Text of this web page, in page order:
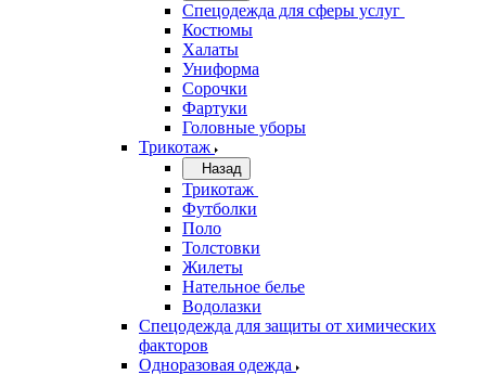
Спецодежда для сферы услуг
Костюмы
Халаты
Униформа
Сорочки
Фартуки
Головные уборы
Трикотаж
Назад
Трикотаж
Футболки
Поло
Толстовки
Жилеты
Нательное белье
Водолазки
Спецодежда для защиты от химических
факторов
Одноразовая одежда